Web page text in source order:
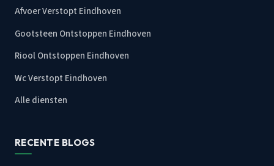
Afvoer Verstopt Eindhoven
Gootsteen Ontstoppen Eindhoven
Riool Ontstoppen Eindhoven
Wc Verstopt Eindhoven
Alle diensten
RECENTE BLOGS